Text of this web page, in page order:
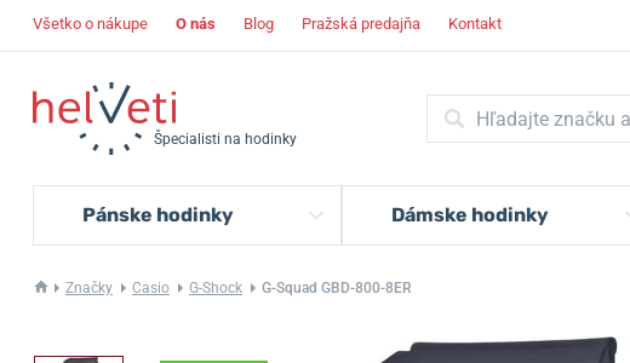
Všetko o nákupe O nás Blog Pražská predajňa Kontakt
Špecialisti na hodinky
Pánske hodinky Dámske hodinky
Značky Casio G-Shock G-Squad GBD-800-8ER